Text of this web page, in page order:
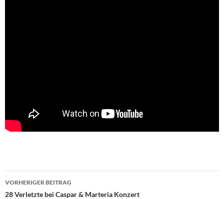
Beitragsnavigation
VORHERIGER BEITRAG
28 Verletzte bei Caspar & Marteria Konzert